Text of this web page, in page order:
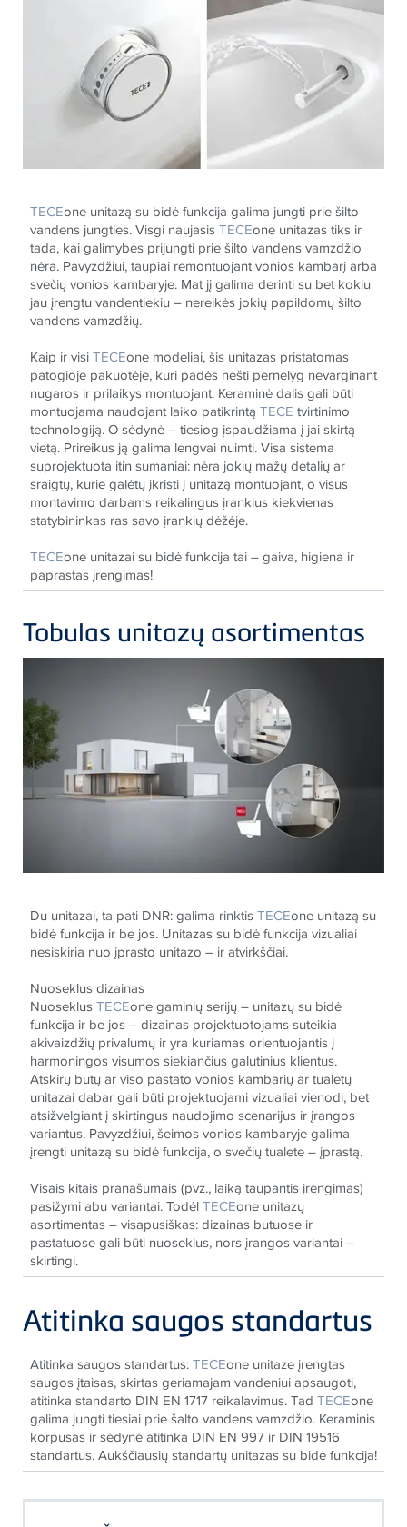
TECEone unitazą su bidė funkcija galima jungti prie šilto
vandens jungties. Visgi naujasisTECEone unitazas tiks ir
tada, kai galimybės prijungti prie šilto vandens vamzdžio
nėra. Pavyzdžiui, taupiai remontuojant vonios kambarį arba
svečių vonios kambaryje. Mat jį galima derinti su bet kokiu
jau įrengtu vandentiekiu – nereikės jokių papildomų šilto
vandens vamzdžių.
Kaip ir visiTECEone modeliai, šis unitazas pristatomas
patogioje pakuotėje, kuri padės nešti pernelyg nevarginant
nugaros ir prilaikys montuojant. Keraminė dalis gali būti
montuojama naudojant laiko patikrintą TECE tvirtinimo
technologiją. O sėdynė – tiesiog įspaudžiama į jai skirtą
vietą. Prireikus ją galima lengvai nuimti. Visa sistema
suprojektuota itin sumaniai: nėra jokių mažų detalių ar
sraigtų, kurie galėtų įkristi į unitazą montuojant, o visus
montavimo darbams reikalingus įrankius kiekvienas
statybininkas ras savo įrankių dėžėje.
TECEone unitazai su bidė funkcija tai – gaiva, higiena ir
paprastas įrengimas!
Tobulas unitazų asortimentas
Du unitazai, ta pati DNR: galima rinktisTECEone unitazą su
bidė funkcija ir be jos. Unitazas su bidė funkcija vizualiai
nesiskiria nuo įprasto unitazo – ir atvirkščiai.
Nuoseklus dizainas
NuoseklusTECEone gaminių serijų – unitazų su bidė
funkcija ir be jos – dizainas projektuotojams suteikia
akivaizdžių privalumų ir yra kuriamas orientuojantis į
harmoningos visumos siekiančius galutinius klientus.
Atskirų butų ar viso pastato vonios kambarių ar tualetų
unitazai dabar gali būti projektuojami vizualiai vienodi, bet
atsižvelgiant į skirtingus naudojimo scenarijus ir įrangos
variantus. Pavyzdžiui, šeimos vonios kambaryje galima
įrengti unitazą su bidė funkcija, o svečių tualete – įprastą.
Visais kitais pranašumais (pvz., laiką taupantis įrengimas)
pasižymi abu variantai. TodėlTECEone unitazų
asortimentas – visapusiškas: dizainas butuose ir
pastatuose gali būti nuoseklus, nors įrangos variantai –
skirtingi.
Atitinka saugos standartus
Atitinka saugos standartus:TECEone unitaze įrengtas
saugos įtaisas, skirtas geriamajam vandeniui apsaugoti,
atitinka standarto DIN EN 1717 reikalavimus. Tad TECEone
galima jungti tiesiai prie šalto vandens vamzdžio. Keraminis
korpusas ir sėdynė atitinka DIN EN 997 ir DIN 19516
standartus. Aukščiausių standartų unitazas su bidė funkcija!